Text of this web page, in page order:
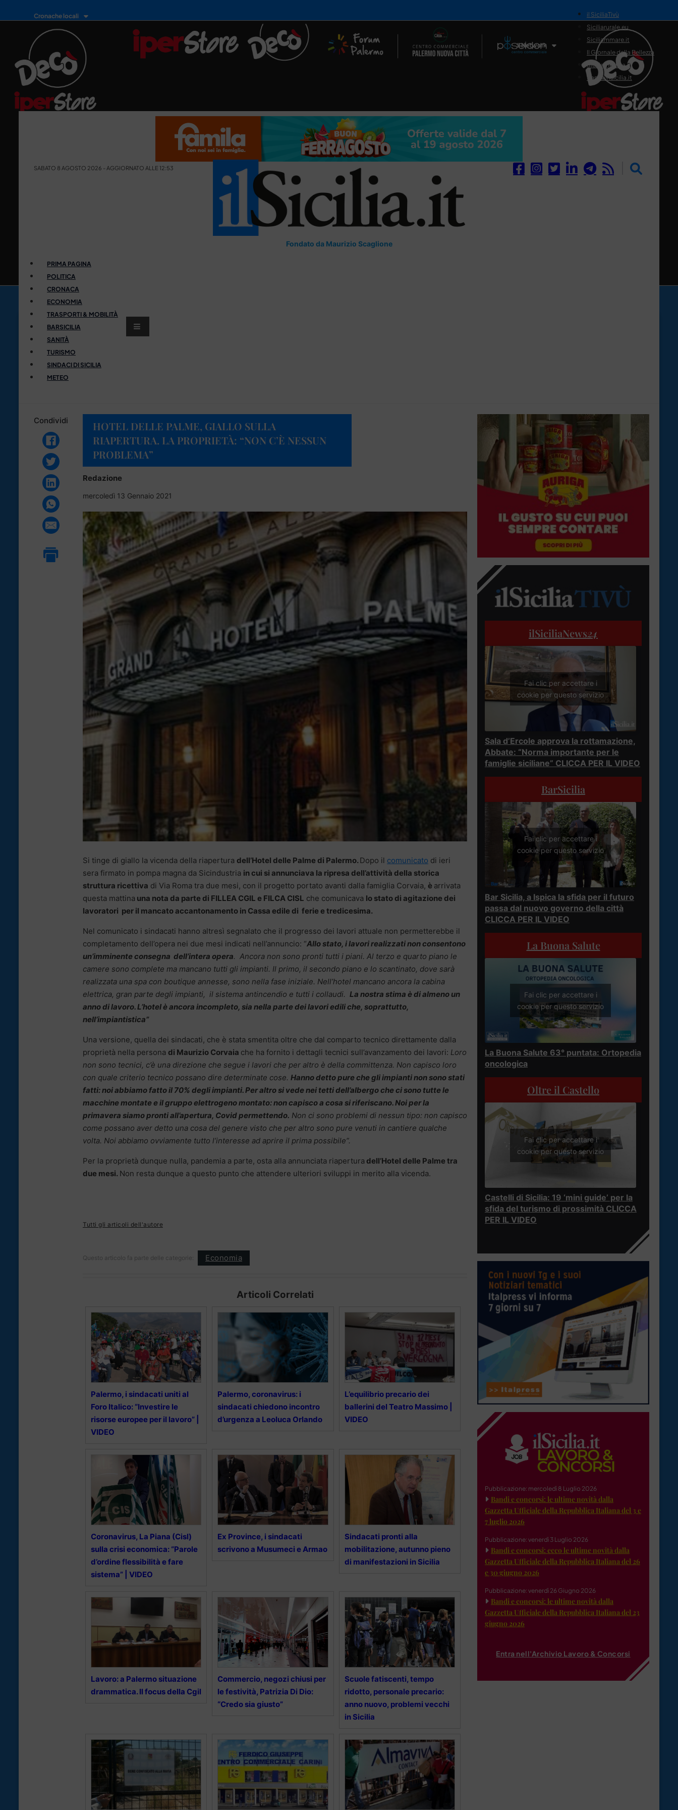
Cronache locali
Il Network
il SiciliaTivù
Siciliarurale.eu
Siciliammare.it
Il Giornale della Bellezza
Siciliamedica.it
Sanitainsicilia.it
SABATO 8 AGOSTO 2026 - AGGIORNATO ALLE 12:53
Fondato da Maurizio Scaglione
PRIMA PAGINA
POLITICA
CRONACA
ECONOMIA
TRASPORTI & MOBILITÀ
BARSICILIA
SANITÀ
TURISMO
SINDACI DI SICILIA
METEO
Condividi
HOTEL DELLE PALME, GIALLO SULLA
RIAPERTURA. LA PROPRIETÀ: “NON C’È NESSUN
PROBLEMA”
Redazione
mercoledì 13 Gennaio 2021
Si tinge di giallo la vicenda della riapertura dell’Hotel delle Palme di Palermo. Dopo il comunicato di ieri
sera firmato in pompa magna da Sicindustria in cui si annunciava la ripresa dell’attività della storica
struttura ricettiva di Via Roma tra due mesi, con il progetto portato avanti dalla famiglia Corvaia, è arrivata
questa mattina una nota da parte di FILLEA CGIL e FILCA CISL che comunicava lo stato di agitazione dei
lavoratori per il mancato accantonamento in Cassa edile di ferie e tredicesima.
Nel comunicato i sindacati hanno altresì segnalato che il progresso dei lavori attuale non permetterebbe il
completamento dell’opera nei due mesi indicati nell’annuncio: “Allo stato, i lavori realizzati non consentono
un’imminente consegna dell’intera opera. Ancora non sono pronti tutti i piani. Al terzo e quarto piano le
camere sono complete ma mancano tutti gli impianti. Il primo, il secondo piano e lo scantinato, dove sarà
realizzata una spa con boutique annesse, sono nella fase iniziale. Nell’hotel mancano ancora la cabina
elettrica, gran parte degli impianti, il sistema antincendio e tutti i collaudi. La nostra stima è di almeno un
anno di lavoro. L’hotel è ancora incompleto, sia nella parte dei lavori edili che, soprattutto,
nell’impiantistica”
Una versione, quella dei sindacati, che è stata smentita oltre che dal comparto tecnico direttamente dalla
proprietà nella persona di Maurizio Corvaia che ha fornito i dettagli tecnici sull’avanzamento dei lavori: Loro
non sono tecnici, c’è una direzione che segue i lavori che per altro è della committenza. Non capisco loro
con quale criterio tecnico possano dire determinate cose. Hanno detto pure che gli impianti non sono stati
fatti: noi abbiamo fatto il 70% degli impianti. Per altro si vede nei tetti dell’albergo che ci sono tutte le
macchine montate e il gruppo elettrogeno montato: non capisco a cosa si riferiscano. Noi per la
primavera siamo pronti all’apertura, Covid permettendo. Non ci sono problemi di nessun tipo: non capisco
come possano aver detto una cosa del genere visto che per altro sono pure venuti in cantiere qualche
volta. Noi abbiamo ovviamente tutto l’interesse ad aprire il prima possibile”.
Per la proprietà dunque nulla, pandemia a parte, osta alla annunciata riapertura dell’Hotel delle Palme tra
due mesi. Non resta dunque a questo punto che attendere ulteriori sviluppi in merito alla vicenda.
Tutti gli articoli dell'autore
Questo articolo fa parte delle categorie: Economia
Articoli Correlati
Palermo, i sindacati uniti al
Foro Italico: “Investire le
risorse europee per il lavoro” |
VIDEO
Palermo, coronavirus: i
sindacati chiedono incontro
d’urgenza a Leoluca Orlando
L’equilibrio precario dei
ballerini del Teatro Massimo |
VIDEO
Coronavirus, La Piana (Cisl)
sulla crisi economica: “Parole
d’ordine flessibilità e fare
sistema” | VIDEO
Ex Province, i sindacati
scrivono a Musumeci e Armao
Sindacati pronti alla
mobilitazione, autunno pieno
di manifestazioni in Sicilia
Lavoro: a Palermo situazione
drammatica. Il focus della Cgil
Commercio, negozi chiusi per
le festività, Patrizia Di Dio:
“Credo sia giusto”
Scuole fatiscenti, tempo
ridotto, personale precario:
anno nuovo, problemi vecchi
in Sicilia
ilSiciliaNews24
Fai clic per accettare i
cookie per questo servizio
Sala d’Ercole approva la rottamazione,
Abbate: “Norma importante per le
famiglie siciliane” CLICCA PER IL VIDEO
BarSicilia
Fai clic per accettare i
cookie per questo servizio
Bar Sicilia, a Ispica la sfida per il futuro
passa dal nuovo governo della città
CLICCA PER IL VIDEO
La Buona Salute
Fai clic per accettare i
cookie per questo servizio
La Buona Salute 63° puntata: Ortopedia
oncologica
Oltre il Castello
Fai clic per accettare i
cookie per questo servizio
Castelli di Sicilia: 19 ‘mini guide’ per la
sfida del turismo di prossimità CLICCA
PER IL VIDEO
Pubblicazione: mercoledì 8 Luglio 2026
Bandi e concorsi: le ultime novità dalla
Gazzetta Ufficiale della Repubblica Italiana del 3 e
7 luglio 2026
Pubblicazione: venerdì 3 Luglio 2026
Bandi e concorsi: ecco le ultime novità dalla
Gazzetta Ufficiale della Repubblica Italiana del 26
e 30 giugno 2026
Pubblicazione: venerdì 26 Giugno 2026
Bandi e concorsi: le ultime novità dalla
Gazzetta Ufficiale della Repubblica Italiana del 23
giugno 2026
Entra nell'Archivio Lavoro & Concorsi